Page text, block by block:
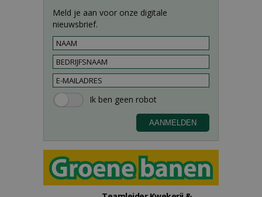
Meld je aan voor onze digitale
nieuwsbrief.